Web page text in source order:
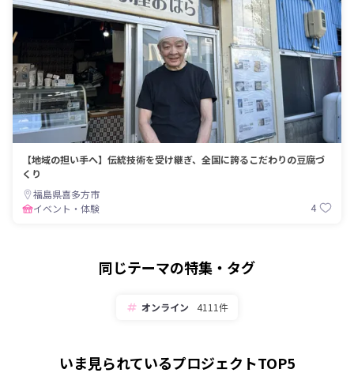
【地域の担い手へ】伝統技術を受け継ぎ、全国に誇るこだわりの豆腐づ
くり
福島県喜多方市
イベント・体験
4
同じテーマの特集・タグ
オンライン 4111件
いま見られているプロジェクトTOP5